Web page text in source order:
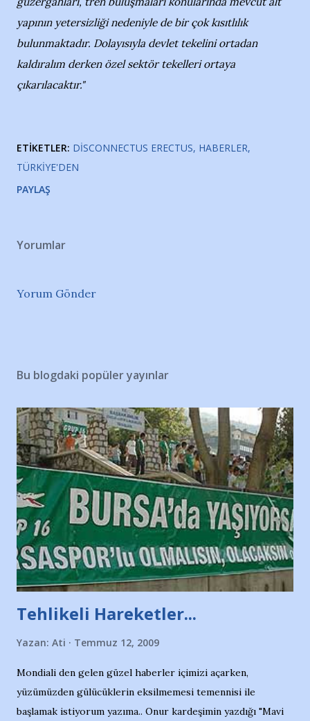
yapının yetersizliği nedeniyle de bir çok kısıtlılık
bulunmaktadır. Dolayısıyla devlet tekelini ortadan
kaldıralım derken özel sektör tekelleri ortaya
çıkarılacaktır."
ETIKETLER: DISCONNECTUS ERECTUS HABERLER
TÜRKIYE'DEN
PAYLAŞ
Yorumlar
Yorum Gönder
Bu blogdaki popüler yayınlar
Tehlikeli Hareketler...
Yazan: Ati Temmuz 12, 2009
Mondiali den gelen güzel haberler içimizi açarken,
yüzümüzden gülücüklerin eksilmemesi temennisi ile
başlamak istiyorum yazıma.. Onur kardeşimin yazdığı "Mavi